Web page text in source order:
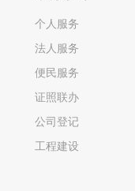
个人服务
法人服务
便民服务
证照联办
公司登记
工程建设